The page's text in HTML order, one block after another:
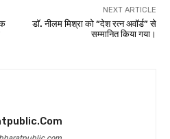
NEXT ARTICLE
डॉ. नीलम मिश्रा को “देश रत्न अवॉर्ड” से
सम्मानित किया गया।